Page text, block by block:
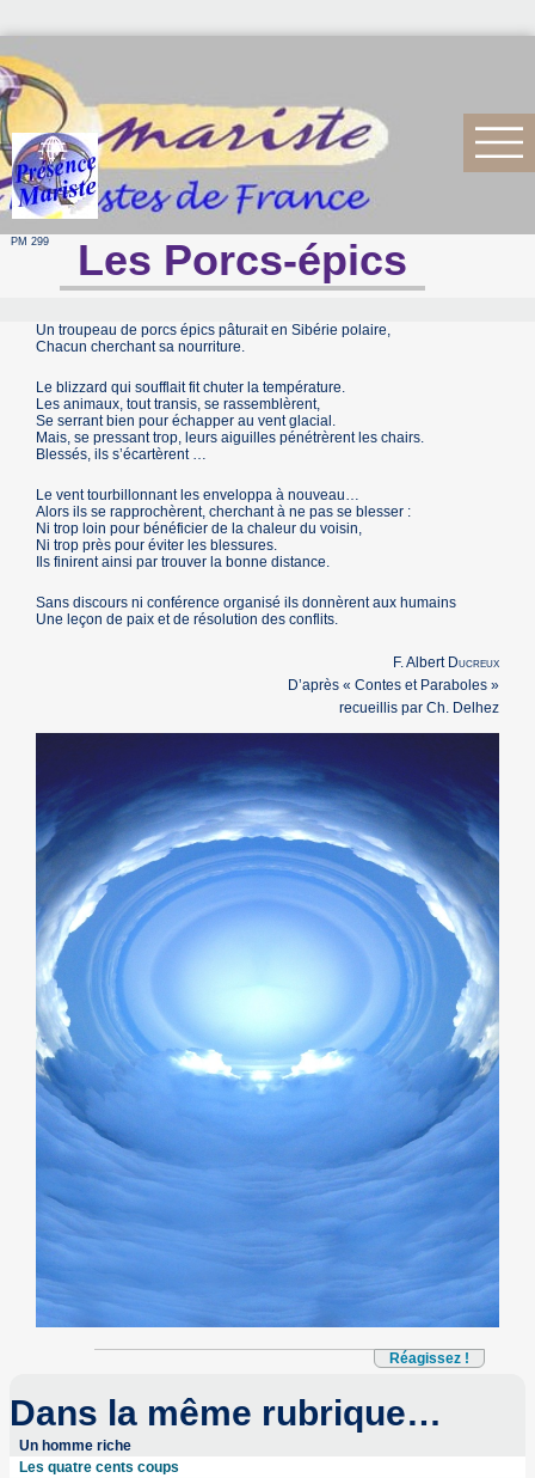
PM 299 Les Porcs-épics
Un troupeau de porcs épics pâturait en Sibérie polaire,
Chacun cherchant sa nourriture.
Le blizzard qui soufflait fit chuter la température.
Les animaux, tout transis, se rassemblèrent,
Se serrant bien pour échapper au vent glacial.
Mais, se pressant trop, leurs aiguilles pénétrèrent les chairs.
Blessés, ils s’écartèrent …
Le vent tourbillonnant les enveloppa à nouveau…
Alors ils se rapprochèrent, cherchant à ne pas se blesser :
Ni trop loin pour bénéficier de la chaleur du voisin,
Ni trop près pour éviter les blessures.
Ils finirent ainsi par trouver la bonne distance.
Sans discours ni conférence organisé ils donnèrent aux humains
Une leçon de paix et de résolution des conflits.
F. Albert Ducreux
D’après « Contes et Paraboles »
recueillis par Ch. Delhez
Réagissez !
Dans la même rubrique…
Un homme riche
Les quatre cents coups